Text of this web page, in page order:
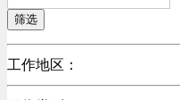
筛选
工作地区：
不限